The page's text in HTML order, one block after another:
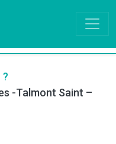
-Talmont Saint –